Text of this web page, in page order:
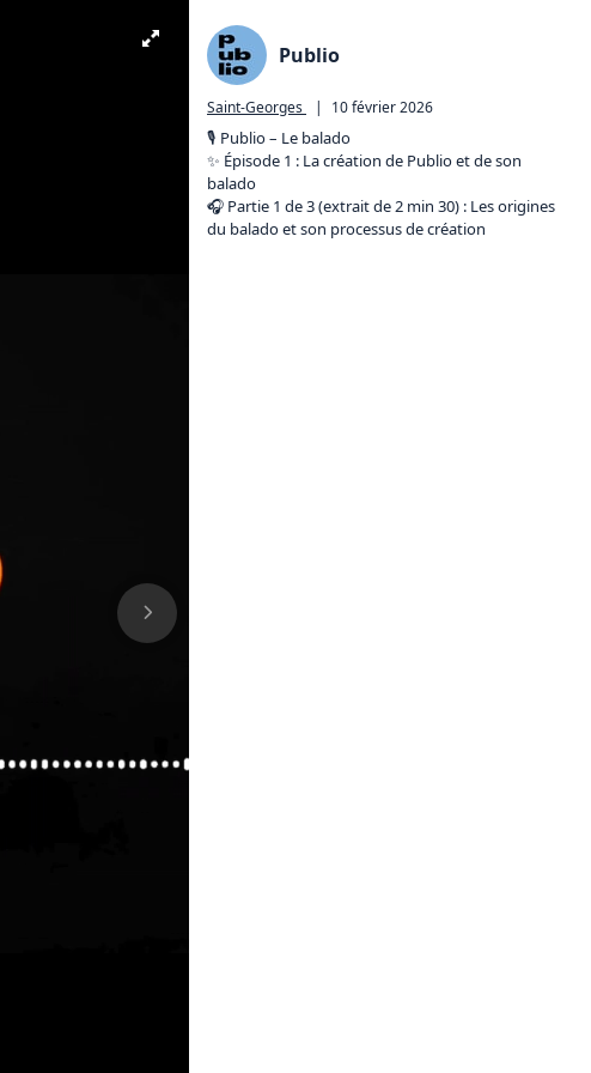
Publio
Saint-Georges | 10 février 2026
🎙️ Publio – Le balado
✨ Épisode 1 : La création de Publio et de son
balado
🎧 Partie 1 de 3 (extrait de 2 min 30) : Les origines
du balado et son processus de création